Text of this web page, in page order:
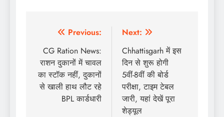
Post
navigation
Previous:
CG Ration News:
राशन दुकानों में चावल
का स्टॉक नहीं, दुकानों
से खाली हाथ लौट रहे
BPL कार्डधारी
Next:
Chhattisgarh में इस
दिन से शुरू होगी
5वीं-8वीं की बोर्ड
परीक्षा, टाइम टेबल
जारी, यहां देखें पूरा
शेड्यूल